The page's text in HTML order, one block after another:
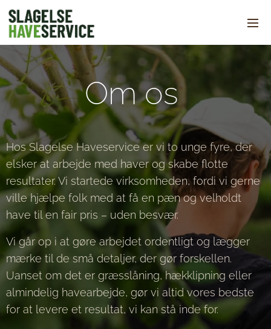
Om os
Hos Slagelse Haveservice er vi to unge fyre, der
elsker at arbejde med haver og skabe flotte
resultater. Vi startede virksomheden, fordi vi gerne
ville hjælpe folk med at få en pæn og velholdt
have til en fair pris – uden besvær.
Vi går op i at gøre arbejdet ordentligt og lægger
mærke til de små detaljer, der gør forskellen.
Uanset om det er græsslåning, hækklipning eller
almindelig havearbejde, gør vi altid vores bedste
for at levere et resultat, vi kan stå inde for.